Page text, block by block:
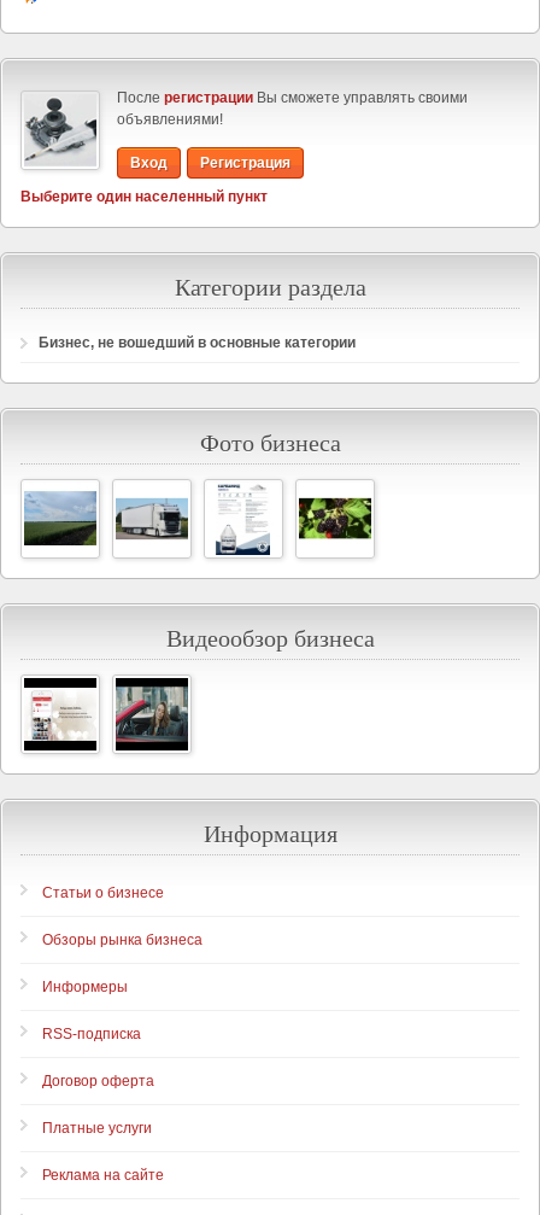
После регистрации Вы сможете управлять своими
объявлениями!
Вход
Регистрация
Выберите один населенный пункт
Категории раздела
Бизнес, не вошедший в основные категории
Фото бизнеса
Видеообзор бизнеса
Информация
Статьи о бизнесе
Обзоры рынка бизнеса
Информеры
RSS-подписка
Договор оферта
Платные услуги
Реклама на сайте